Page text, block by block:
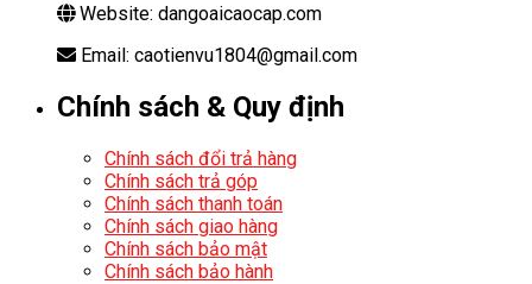
Website: dangoaicaocap.com
Email: caotienvu1804@gmail.com
Chính sách & Quy định
Chính sách đổi trả hàng
Chính sách trả góp
Chính sách thanh toán
Chính sách giao hàng
Chính sách bảo mật
Chính sách bảo hành